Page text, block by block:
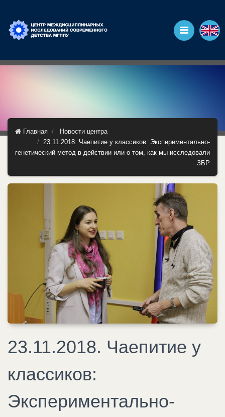
Главная
Новости центра
23.11.2018. Чаепитие у классиков: Экспериментально-
генетический метод в действии или о том, как мы исследовали
ЗБР
23.11.2018. Чаепитие у
классиков:
Экспериментально-